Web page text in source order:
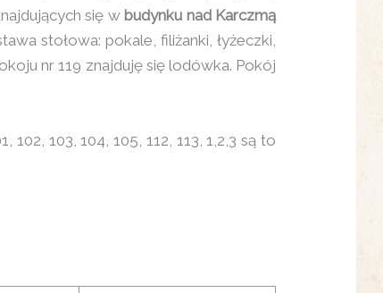
się w budynku nad Karczmą
stołowa: pokale, filiżanki, łyżeczki,
nr 119 znajduję się lodówka. Pokój
102, 103, 104, 105, 112, 113, 1,2,3 są to